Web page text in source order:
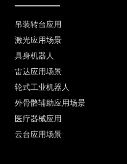
吊装转台应用
激光应用场景
具身机器人
雷达应用场景
轮式工业机器人
外骨骼辅助应用场景
医疗器械应用
云台应用场景